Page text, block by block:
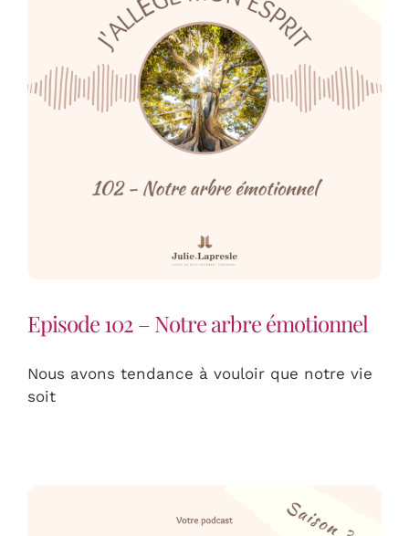
Episode 102 – Notre arbre émotionnel
Nous avons tendance à vouloir que notre vie
soit